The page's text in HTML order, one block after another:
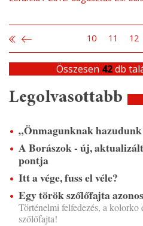
10 11 12
Összesen 42db
Legolvasottabb
„Önmagunknak
A Borászok - új, aktualizált
pontja
Itt a vége, fuss el véle?
Egy török szőlőfajta
Történelmi felfedezés, a kolorko
szőlőfajta!